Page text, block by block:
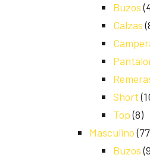
Buzos
Calzas
Short
Top (8)
Masculino
Buzos